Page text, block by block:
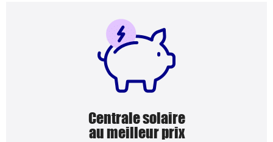
Centrale solaire
au meilleur prix